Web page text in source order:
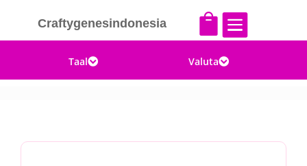
Craftygenesindonesia  
Taal Valuta